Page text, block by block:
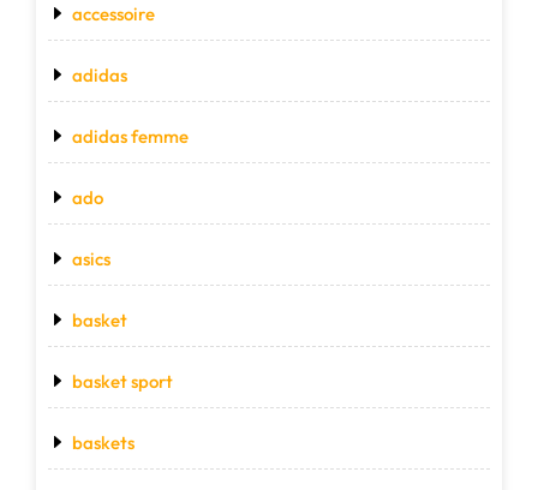
accessoire
adidas
adidas femme
ado
asics
basket
basket sport
baskets